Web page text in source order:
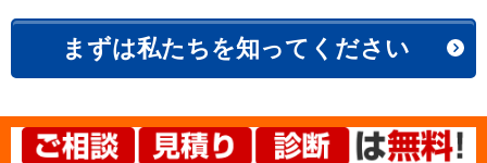
まずは私たちを知ってください